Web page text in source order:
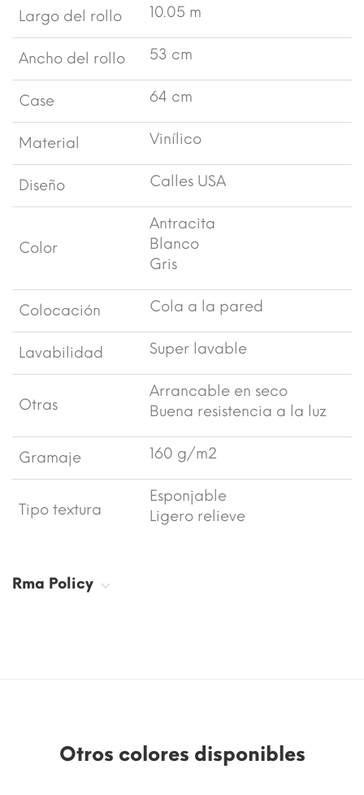
Largo del rollo 10.05 m
Ancho del rollo 53 cm
Case 64 cm
Material Vinílico
Diseño Calles USA
Color
Antracita
Blanco
Gris
Colocación Cola a la pared
Lavabilidad Super lavable
Otras
Arrancable en seco
Buena resistencia a la luz
Gramaje 160 g/m2
Tipo textura
Esponjable
Ligero relieve
Rma Policy
Otros colores disponibles